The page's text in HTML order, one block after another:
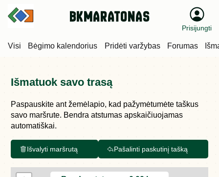
bkmaratonas
Prisijungti
Visi Bėgimo kalendorius Pridėti varžybas Forumas
Išmatuok savo trasą
Paspauskite ant žemėlapio, kad pažymėtumėte taškus
savo maršrute. Bendra atstumas apskaičiuojamas
automatiškai.
Pašalinti paskutinį tašką
Išvalyti maršrutą